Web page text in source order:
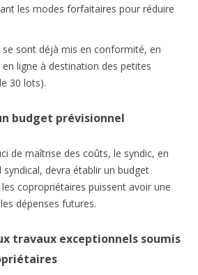
les modes forfaitaires pour réduire
sont déjà mis en conformité, en
ligne à destination des petites
30 lots).
budget prévisionnel
de maîtrise des coûts, le syndic, en
devra établir un budget
copropriétaires puissent avoir une
dépenses futures.
travaux exceptionnels soumis